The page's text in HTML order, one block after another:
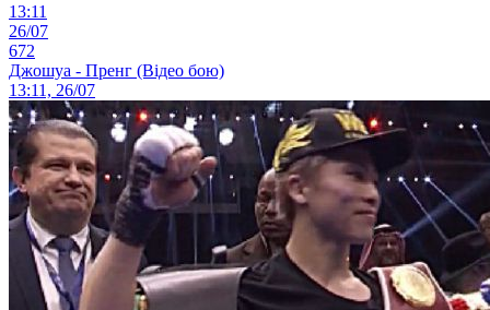
13:11
26/07
672
Джошуа - Пренг (Відео бою)
13:11, 26/07